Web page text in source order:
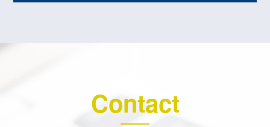
Contact